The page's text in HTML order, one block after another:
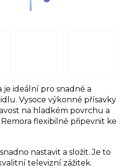
je ideální pro snadné a
Vysoce výkonné přísavky
na hladkém povrchu a
flexibilně připevnit ke
nastavit a složit. Je to
televizní zážitek.